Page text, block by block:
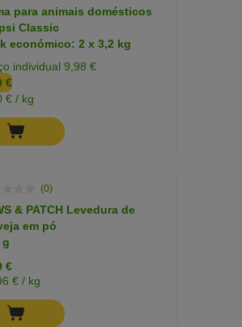
para animais domésticos
Classic
económico: 2 x 3,2 kg
individual 9,98 €
€
€ / kg
(0)
& PATCH Levedura de
em pó
g
€
€ / kg